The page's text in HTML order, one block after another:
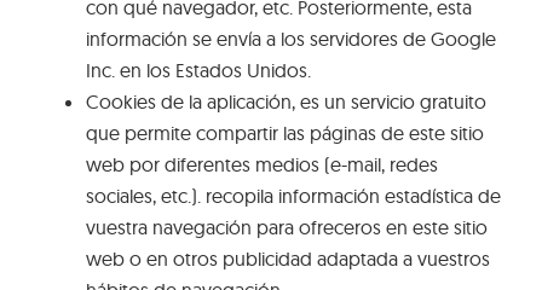
con qué navegador, etc. Posteriormente, esta
información se envía a los servidores de Google
Inc. en los Estados Unidos.
Cookies de la aplicación, es un servicio gratuito
que permite compartir las páginas de este sitio
web por diferentes medios (e-mail, redes
sociales, etc.). recopila información estadística de
vuestra navegación para ofreceros en este sitio
web o en otros publicidad adaptada a vuestros